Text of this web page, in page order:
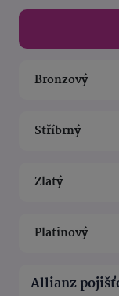
Bronzový
Stříbrný
Zlatý
Platinový
Allianz